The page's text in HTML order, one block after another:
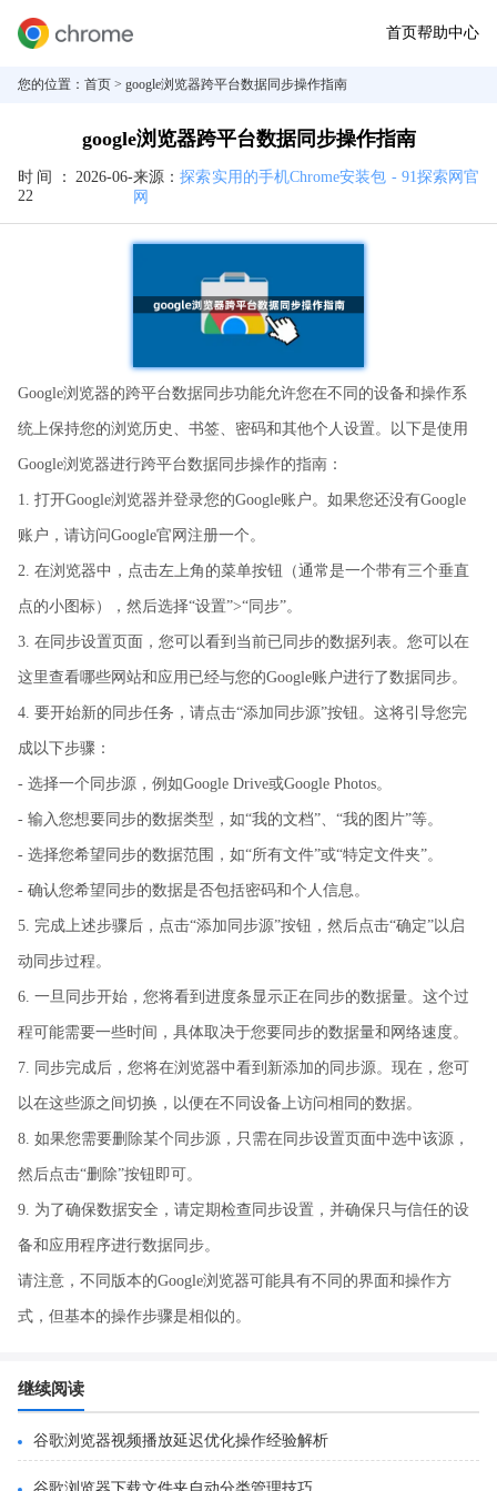
首页帮助中心
您的位置： 首页 > google浏览器跨平台数据同步操作指南
google浏览器跨平台数据同步操作指南
时间： 2026-06-
22
来源：探索实用的手机Chrome安装包 - 91探索网官
网
Google浏览器的跨平台数据同步功能允许您在不同的设备和操作系
统上保持您的浏览历史、书签、密码和其他个人设置。以下是使用
Google浏览器进行跨平台数据同步操作的指南：
1. 打开Google浏览器并登录您的Google账户。如果您还没有Google
账户，请访问Google官网注册一个。
2. 在浏览器中，点击左上角的菜单按钮（通常是一个带有三个垂直
点的小图标），然后选择“设置”>“同步”。
3. 在同步设置页面，您可以看到当前已同步的数据列表。您可以在
这里查看哪些网站和应用已经与您的Google账户进行了数据同步。
4. 要开始新的同步任务，请点击“添加同步源”按钮。这将引导您完
成以下步骤：
- 选择一个同步源，例如Google Drive或Google Photos。
- 输入您想要同步的数据类型，如“我的文档”、“我的图片”等。
- 选择您希望同步的数据范围，如“所有文件”或“特定文件夹”。
- 确认您希望同步的数据是否包括密码和个人信息。
5. 完成上述步骤后，点击“添加同步源”按钮，然后点击“确定”以启
动同步过程。
6. 一旦同步开始，您将看到进度条显示正在同步的数据量。这个过
程可能需要一些时间，具体取决于您要同步的数据量和网络速度。
7. 同步完成后，您将在浏览器中看到新添加的同步源。现在，您可
以在这些源之间切换，以便在不同设备上访问相同的数据。
8. 如果您需要删除某个同步源，只需在同步设置页面中选中该源，
然后点击“删除”按钮即可。
9. 为了确保数据安全，请定期检查同步设置，并确保只与信任的设
备和应用程序进行数据同步。
请注意，不同版本的Google浏览器可能具有不同的界面和操作方
式，但基本的操作步骤是相似的。
继续阅读
谷歌浏览器视频播放延迟优化操作经验解析